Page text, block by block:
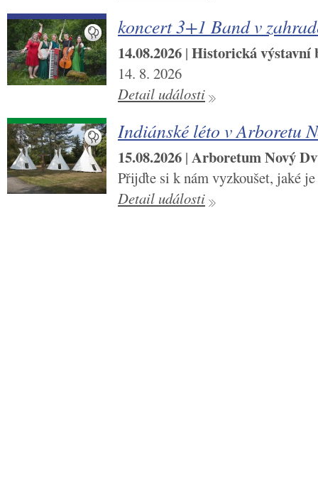
koncert 3+1 Band v
14.08.2026 | Historická výstavní
14. 8. 2026
Detail události
Indiánské léto v Arboretu
15.08.2026 | Arboretum Nový
Přijďte si k nám vyzkoušet, jaké
Detail události